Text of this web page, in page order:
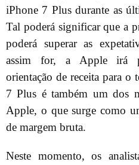
iPhone 7 Plus durante as
Tal poderá significar que a
poderá superar as
assim for, a Apple irá
orientação de receita para o
7 Plus é também um dos
Apple, o que surge como
de margem bruta.
Neste momento, os